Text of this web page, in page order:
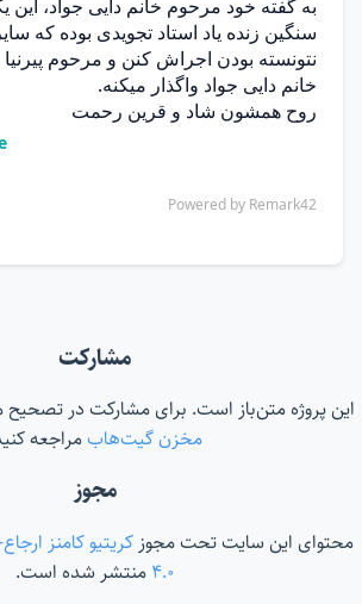
مشارکت
این پروژه متن‌باز است. برای مشارکت در تصحیح
مخزن گیت‌هابمراجعه
مجوز
محتوای این سایت تحت مجوز کریتیو کامنز
۴.۰ منتشر شده است.